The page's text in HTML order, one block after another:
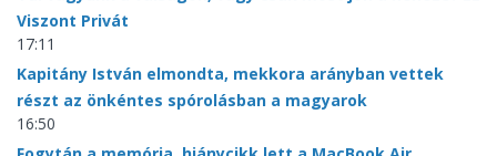
Viszont Privát
17:11
Kapitány István elmondta, mekkora arányban vettek
részt az önkéntes spórolásban a magyarok
16:50